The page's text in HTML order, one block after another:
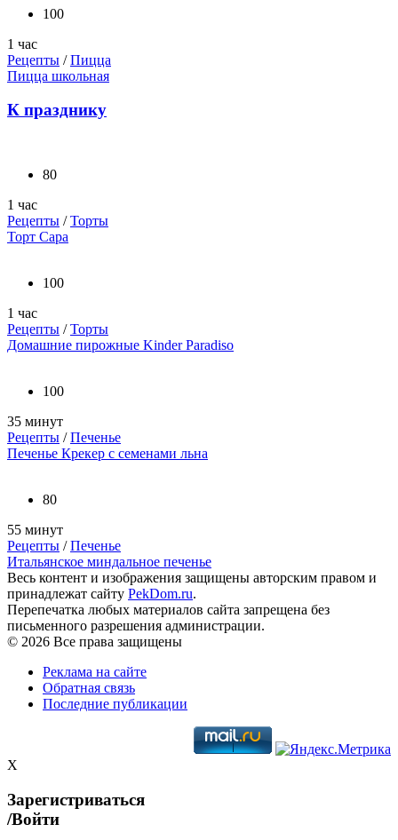
100
1 час
Рецепты /Пицца
Пицца школьная
К празднику
80
1 час
Рецепты /Торты
Торт Сара
100
1 час
Рецепты /Торты
Домашние пирожные Kinder Paradiso
100
35 минут
Рецепты /Печенье
Печенье Крекер с семенами льна
80
55 минут
Рецепты /Печенье
Итальянское миндальное печенье
Весь контент и изображения защищены авторским правом и
принадлежат сайту PekDom.ru.
Перепечатка любых материалов сайта запрещена без
письменного разрешения администрации.
© 2026 Все права защищены
Реклама на сайте
Обратная связь
Последние публикации
X
Зарегистриваться
/Войти